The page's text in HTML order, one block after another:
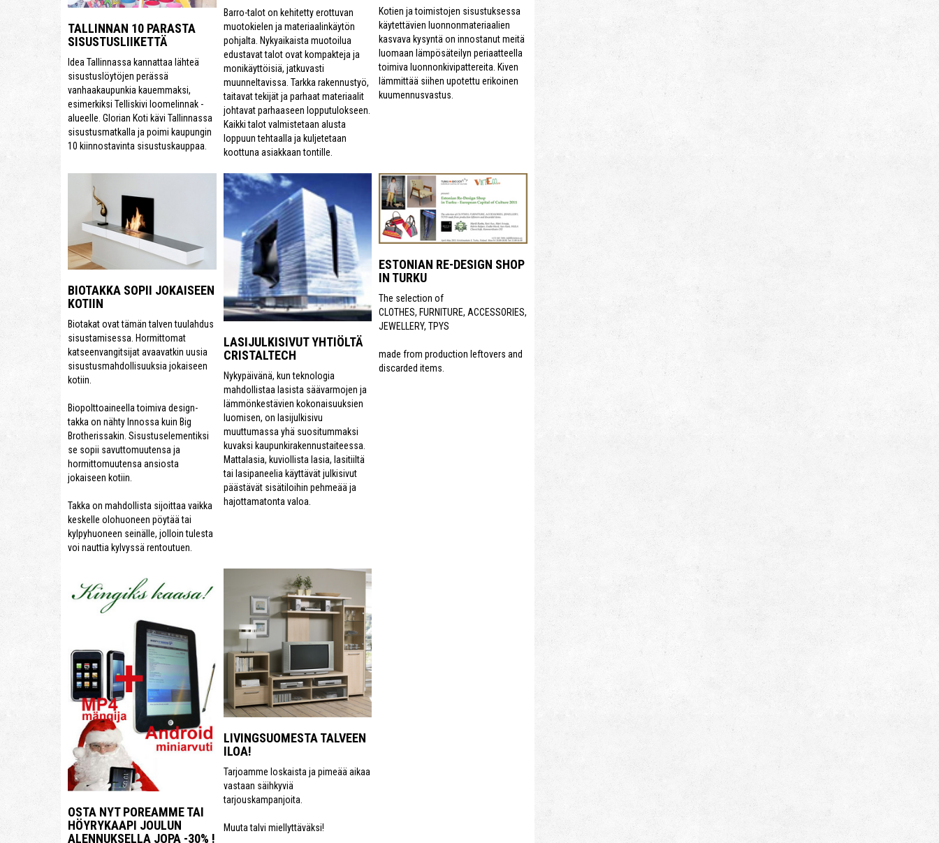
TALLINNAN 10 PARASTA
SISUSTUSLIIKETTÄ
Idea Tallinnassa kannattaa lähteä
sisustuslöytöjen perässä
vanhaakaupunkia kauemmaksi,
esimerkiksi Telliskivi loomelinnak -
alueelle. Glorian Koti kävi Tallinnassa
sisustusmatkalla ja poimi kaupungin
10 kiinnostavinta sisustuskauppaa.
Barro-talot on kehitetty erottuvan
muotokielen ja materiaalinkäytön
pohjalta. Nykyaikaista muotoilua
edustavat talot ovat kompakteja ja
monikäyttöisiä, jatkuvasti
muunneltavissa. Tarkka rakennustyö,
taitavat tekijät ja parhaat materiaalit
johtavat parhaaseen lopputulokseen.
Kaikki talot valmistetaan alusta
loppuun tehtaalla ja kuljetetaan
koottuna asiakkaan tontille.
Kotien ja toimistojen sisustuksessa
käytettävien luonnonmateriaalien
kasvava kysyntä on innostanut meitä
luomaan lämpösäteilyn periaatteella
toimiva luonnonkivipattereita. Kiven
lämmittää siihen upotettu erikoinen
kuumennusvastus.
BIOTAKKA SOPII JOKAISEEN
KOTIIN
Biotakat ovat tämän talven tuulahdus
sisustamisessa. Hormittomat
katseenvangitsijat avaavatkin uusia
sisustusmahdollisuuksia jokaiseen
kotiin.
Biopolttoaineella toimiva design-
takka on nähty Innossa kuin Big
Brotherissakin. Sisustuselementiksi
se sopii savuttomuutensa ja
hormittomuutensa ansiosta
jokaiseen kotiin.
Takka on mahdollista sijoittaa vaikka
keskelle olohuoneen pöytää tai
kylpyhuoneen seinälle, jolloin tulesta
voi nauttia kylvyssä rentoutuen.
LASIJULKISIVUT YHTIÖLTÄ
CRISTALTECH
Nykypäivänä, kun teknologia
mahdollistaa lasista säävarmojen ja
lämmönkestävien kokonaisuuksien
luomisen, on lasijulkisivu
muuttumassa yhä suositummaksi
kuvaksi kaupunkirakennustaiteessa.
Mattalasia, kuviollista lasia, lasitiiltä
tai lasipaneelia käyttävät julkisivut
päästävät sisätiloihin pehmeää ja
hajottamatonta valoa.
ESTONIAN RE-DESIGN SHOP
IN TURKU
The selection of
CLOTHES, FURNITURE, ACCESSORIES,
JEWELLERY, TPYS
made from production leftovers and
discarded items.
OSTA NYT POREAMME TAI
HÖYRYKAAPI JOULUN
ALENNUKSELLA JOPA -30% !
LIVINGSUOMESTA TALVEEN
ILOA!
Tarjoamme loskaista ja pimeää aikaa
vastaan säihkyviä
tarjouskampanjoita.
Muuta talvi miellyttäväksi!